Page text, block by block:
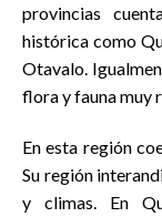
provincias
histórica como
Otavalo.
flora y fauna muy
En esta región
Su región
y climas. En